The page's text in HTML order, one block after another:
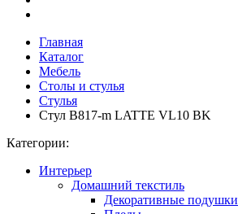
Главная
Каталог
Мебель
Столы и стулья
Стулья
Стул B817-m LATTE VL10 BK
Категории:
Интерьер
Домашний текстиль
Декоративные подушки